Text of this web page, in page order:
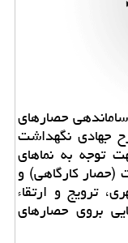
ال مور شهردار منطقه 7 از ساماندهی حصارهای
جهادی نگهداشت
توجه به نماهای
(حصار كارگاهی) و
ترویج و ارتقاء
بروی حصارهای